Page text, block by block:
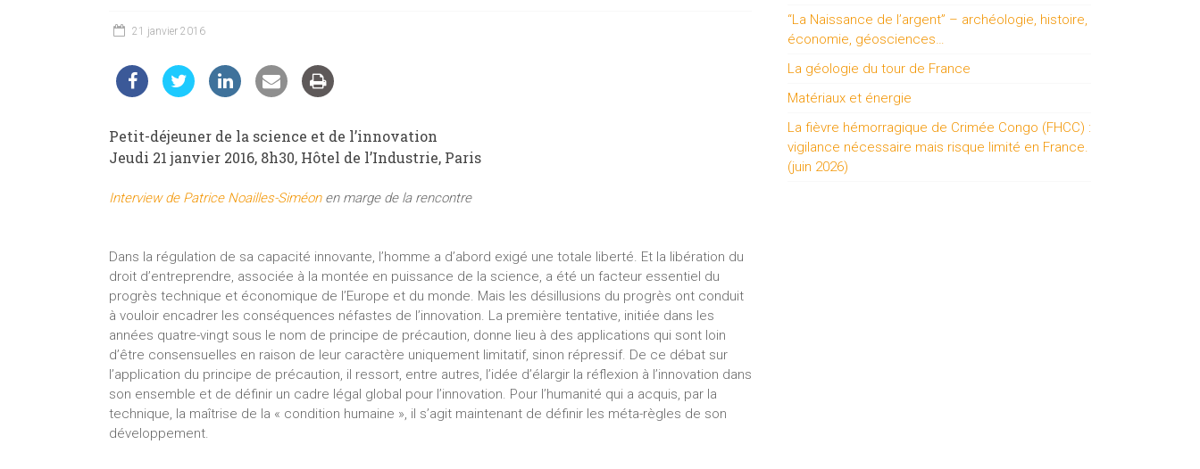
21 janvier 2016
Petit-déjeuner de la science et de l’innovation
Jeudi 21 janvier 2016, 8h30, Hôtel de l’Industrie, Paris
Interview de Patrice Noailles-Siméonen marge de la rencontre
Dans la régulation de sa capacité innovante, l’homme a d’abord exigé une totale liberté. Et la libération du
droit d’entreprendre, associée à la montée en puissance de la science, a été un facteur essentiel du
progrès technique et économique de l’Europe et du monde. Mais les désillusions du progrès ont conduit
à vouloir encadrer les conséquences néfastes de l’innovation. La première tentative, initiée dans les
années quatre-vingt sous le nom de principe de précaution, donne lieu à des applications qui sont loin
d’être consensuelles en raison de leur caractère uniquement limitatif, sinon répressif. De ce débat sur
l’application du principe de précaution, il ressort, entre autres, l’idée d’élargir la réflexion à l’innovation dans
son ensemble et de définir un cadre légal global pour l’innovation. Pour l’humanité qui a acquis, par la
technique, la maîtrise de la « condition humaine », il s’agit maintenant de définir les méta-règles de son
développement.
“La Naissance de l’argent” – archéologie, histoire,
économie, géosciences…
La géologie du tour de France
Matériaux et énergie
La fièvre hémorragique de Crimée Congo (FHCC) :
vigilance nécessaire mais risque limité en France.
(juin 2026)